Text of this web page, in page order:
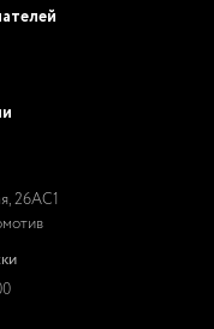
26АС1